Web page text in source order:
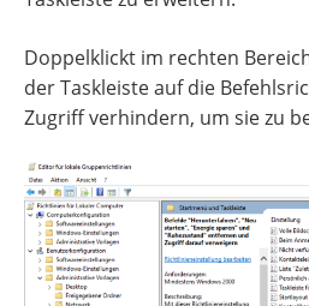
Doppelklickt im rechten
der Taskleiste auf die
Zugriff verhindern, um sie zu